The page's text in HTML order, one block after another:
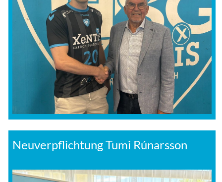
Neuverpflichtung Tumi Rúnarsson